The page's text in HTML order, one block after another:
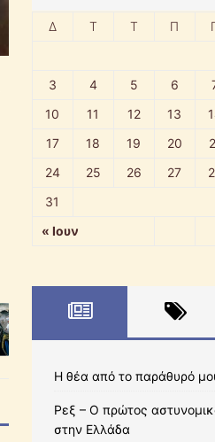
Δ Τ Τ Π
« Ιουν
3
4 5 6
10
11 12 13
17
18 19 20
24
25 26 27
31
Η θέα από το παράθυρό
Ρεξ – Ο πρώτος
στην Ελλάδα